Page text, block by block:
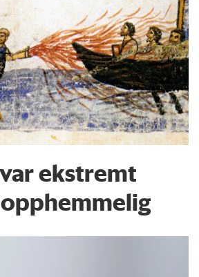
ekstremt